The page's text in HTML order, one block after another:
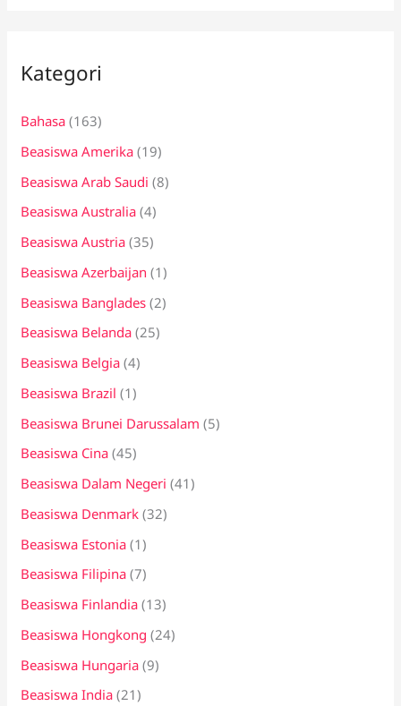
u
t
u
k
:
Kategori
Bahasa (163)
Beasiswa Amerika (19)
Beasiswa Arab Saudi (8)
Beasiswa Australia (4)
Beasiswa Austria (35)
Beasiswa Azerbaijan (1)
Beasiswa Banglades (2)
Beasiswa Belanda (25)
Beasiswa Belgia (4)
Beasiswa Brazil (1)
Beasiswa Brunei Darussalam (5)
Beasiswa Cina (45)
Beasiswa Dalam Negeri (41)
Beasiswa Denmark (32)
Beasiswa Estonia (1)
Beasiswa Filipina (7)
Beasiswa Finlandia (13)
Beasiswa Hongkong (24)
Beasiswa Hungaria (9)
Beasiswa India (21)